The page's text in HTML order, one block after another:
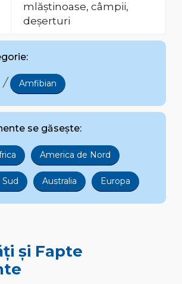
mlăștinoase, câmpii,
deșerturi
/ Amfibian
se găsește:
America de Nord
Australia Europa
și Fapte